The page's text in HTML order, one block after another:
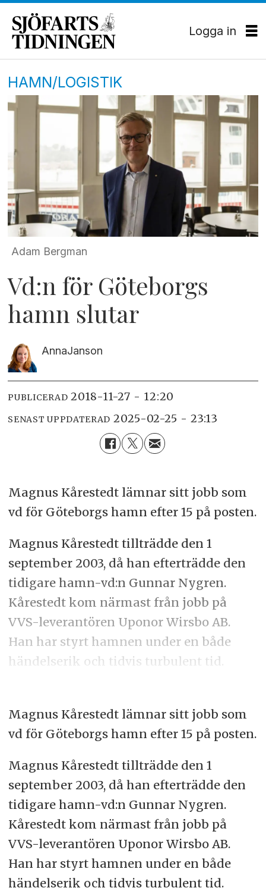
Logga in
HAMN/LOGISTIK
Adam Bergman
Vd:n för Göteborgs
hamn slutar
AnnaJanson
PUBLICERAD 2018-11-27 - 12:20
SENAST UPPDATERAD 2025-02-25 - 23:13
Magnus Kårestedt lämnar sitt jobb som
vd för Göteborgs hamn efter 15 på posten.
Magnus Kårestedt tillträdde den 1
september 2003, då han efterträdde den
tidigare hamn-vd:n Gunnar Nygren.
Kårestedt kom närmast från jobb på
VVS-leverantören Uponor Wirsbo AB.
Han har styrt hamnen under en både
händelserik och tidvis turbulent tid.
Magnus Kårestedt lämnar sitt jobb som
vd för Göteborgs hamn efter 15 på posten.
Magnus Kårestedt tillträdde den 1
september 2003, då han efterträdde den
tidigare hamn-vd:n Gunnar Nygren.
Kårestedt kom närmast från jobb på
VVS-leverantören Uponor Wirsbo AB.
Han har styrt hamnen under en både
händelserik och tidvis turbulent tid.